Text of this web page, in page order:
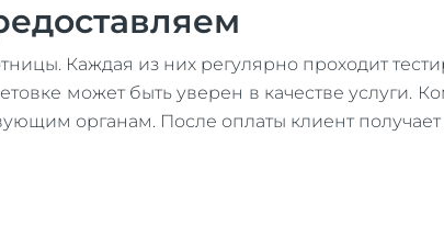
Каждая из них регулярно проходит
может быть уверен в качестве услуги.
органам. После оплаты клиент